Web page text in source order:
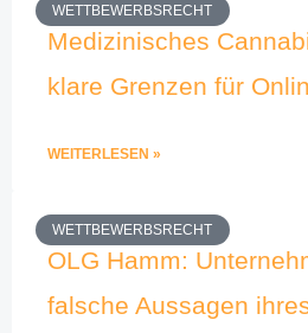
WETTBEWERBSRECHT
Medizinisches
klare Grenzen für
WEITERLESEN »
WETTBEWERBSRECHT
OLG Hamm:
falsche Aussagen